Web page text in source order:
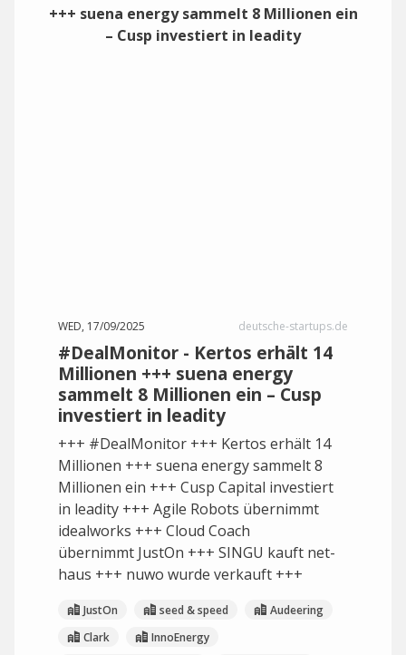
WED, 17/09/2025 deutsche-startups.de
#DealMonitor - Kertos erhält 14
Millionen +++ suena energy
sammelt 8 Millionen ein – Cusp
investiert in leadity
+++ #DealMonitor +++ Kertos erhält 14
Millionen +++ suena energy sammelt 8
Millionen ein +++ Cusp Capital investiert
in leadity +++ Agile Robots übernimmt
idealworks +++ Cloud Coach
übernimmt JustOn +++ SINGU kauft net-
haus +++ nuwo wurde verkauft +++
JustOn seed & speed
Audeering
Clark
InnoEnergy